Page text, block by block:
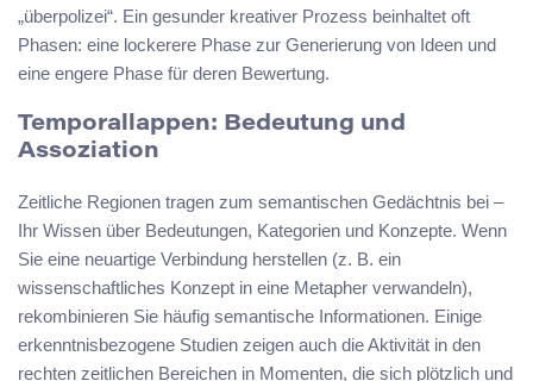
„überpolizei“. Ein gesunder kreativer Prozess beinhaltet oft
Phasen: eine lockerere Phase zur Generierung von Ideen und
eine engere Phase für deren Bewertung.
Temporallappen: Bedeutung und
Assoziation
Zeitliche Regionen tragen zum semantischen Gedächtnis bei –
Ihr Wissen über Bedeutungen, Kategorien und Konzepte. Wenn
Sie eine neuartige Verbindung herstellen (z. B. ein
wissenschaftliches Konzept in eine Metapher verwandeln),
rekombinieren Sie häufig semantische Informationen. Einige
erkenntnisbezogene Studien zeigen auch die Aktivität in den
rechten zeitlichen Bereichen in Momenten, die sich plötzlich und